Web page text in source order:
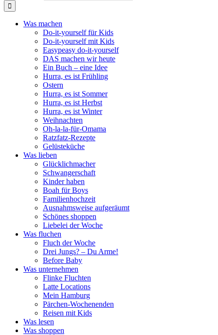
Was machen
Do-it-yourself für Kids
Do-it-yourself mit Kids
Easypeasy do-it-yourself
DAS machen wir heute
Ein Buch – eine Idee
Hurra, es ist Frühling
Ostern
Hurra, es ist Sommer
Hurra, es ist Herbst
Hurra, es ist Winter
Weihnachten
Oh-la-la-für-Omama
Ratzfatz-Rezepte
Gelüsteküche
Was lieben
Glücklichmacher
Schwangerschaft
Kinder haben
Boah für Boys
Familienhochzeit
Ausnahmsweise aufgeräumt
Schönes shoppen
Liebelei der Woche
Was fluchen
Fluch der Woche
Drei Jungs? – Du Arme!
Before Baby
Was unternehmen
Flinke Fluchten
Latte Locations
Mein Hamburg
Pärchen-Wochenenden
Reisen mit Kids
Was lesen
Was shoppen